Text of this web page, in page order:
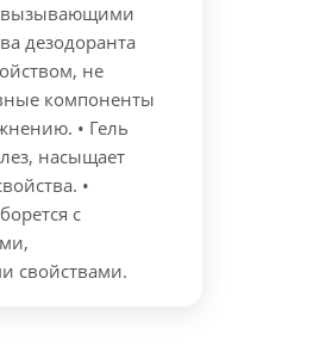
вызывающими
дезодоранта
не
компоненты
• Гель
насыщает
•
с
свойствами.